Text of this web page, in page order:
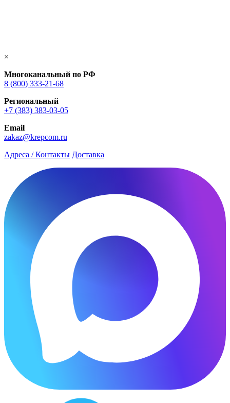
×
Многоканальный по РФ
8 (800) 333‑21-68
Региональный
+7 (383) 383-03-05
Email
zakaz@krepcom.ru
Адреса / Контакты Доставка